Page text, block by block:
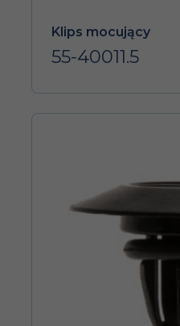
Klips mocujący
55-40011.5